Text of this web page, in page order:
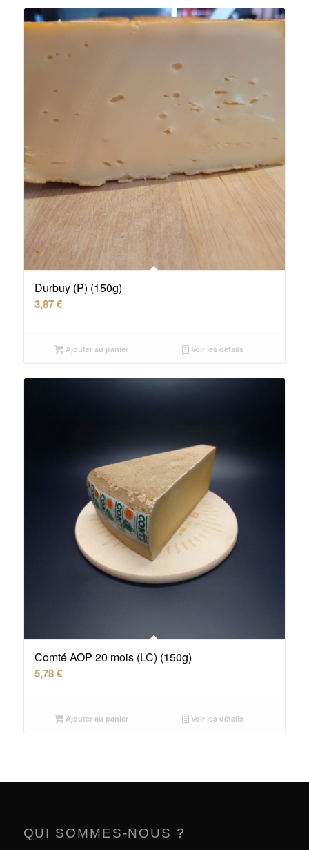
Durbuy (P) (150g)
3,87€
Ajouter au panier Voir les détails
Comté AOP 20 mois (LC) (150g)
5,78€
Ajouter au panier Voir les détails
QUI SOMMES-NOUS ?